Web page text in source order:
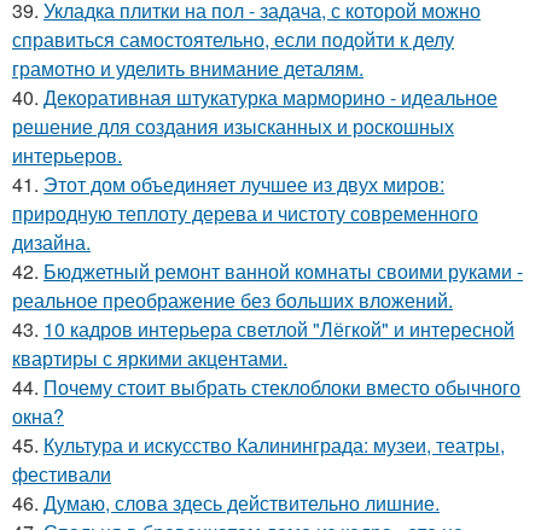
39. Укладка плитки на пол - задача, с которой можно
справиться самостоятельно, если подойти к делу
грамотно и уделить внимание деталям.
40. Декоративная штукатурка марморино - идеальное
решение для создания изысканных и роскошных
интерьеров.
41. Этот дом объединяет лучшее из двух миров:
природную теплоту дерева и чистоту современного
дизайна.
42. Бюджетный ремонт ванной комнаты своими руками -
реальное преображение без больших вложений.
43. 10 кадров интерьера светлой "Лёгкой" и интересной
квартиры с яркими акцентами.
44. Почему стоит выбрать стеклоблоки вместо обычного
окна?
45. Культура и искусство Калининграда: музеи, театры,
фестивали
46. Думаю, слова здесь действительно лишние.